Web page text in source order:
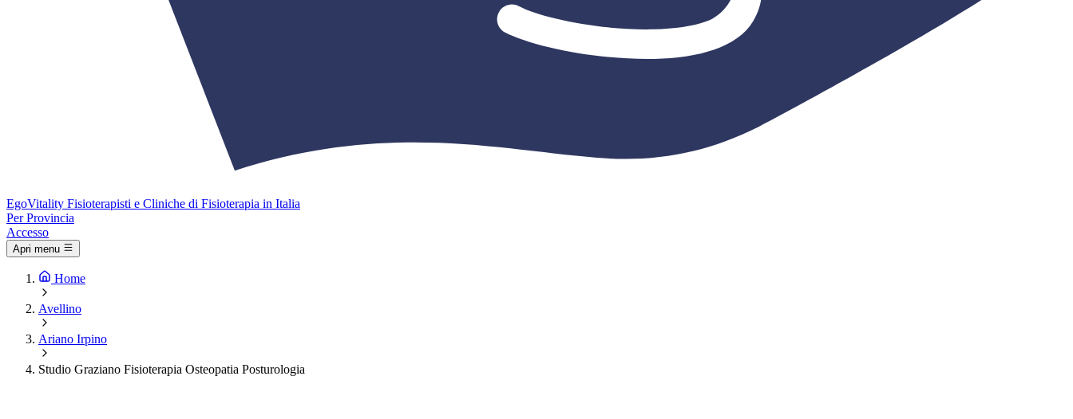
EgoVitality Fisioterapisti e Cliniche di Fisioterapia in Italia
Per Provincia
Accesso
Apri menu
Home
Avellino
Ariano Irpino
Studio Graziano Fisioterapia Osteopatia Posturologia